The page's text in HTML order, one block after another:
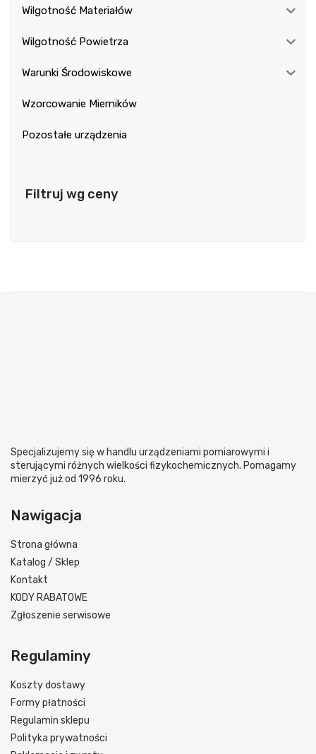
Wilgotność Materiałów
Wilgotność Powietrza
Warunki Środowiskowe
Wzorcowanie Mierników
Pozostałe urządzenia
Filtruj wg ceny
Specjalizujemy się w handlu urządzeniami pomiarowymi i
sterującymi różnych wielkości fizykochemicznych. Pomagamy
mierzyć już od 1996 roku.
Nawigacja
Strona główna
Katalog / Sklep
Kontakt
KODY RABATOWE
Zgłoszenie serwisowe
Regulaminy
Koszty dostawy
Formy płatności
Regulamin sklepu
Polityka prywatności